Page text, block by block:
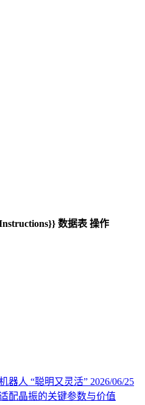
数据表 操作
器人 “聪明又灵活” 2026/06/25
配晶振的关键参数与价值